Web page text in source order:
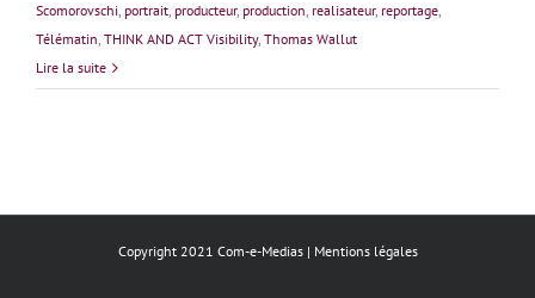
Scomorovschi, portrait, producteur, production, realisateur, reportage,
Télématin, THINK AND ACT Visibility, Thomas Wallut
Lire la suite
Copyright 2021 Com-e-Medias | Mentions légales